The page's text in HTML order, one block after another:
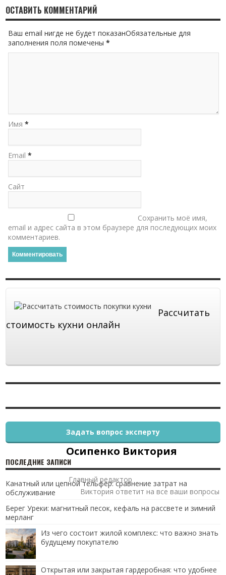
ОСТАВИТЬ КОММЕНТАРИЙ
Ваш email нигде не будет показанОбязательные для
заполнения поля помечены*
Имя *
Email *
Сайт
Сохранить моё имя,
email и адрес сайта в этом браузере для последующих моих
комментариев.
Рассчитать
стоимость кухни онлайн
Осипенко Виктория
Главный редактор
Виктория ответит на все ваши вопросы
Задать вопрос эксперту
ПОСЛЕДНИЕ ЗАПИСИ
Канатный или цепной тельфер: сравнение затрат на
обслуживание
Берег Уреки: магнитный песок, кефаль на рассвете и зимний
мерланг
Из чего состоит жилой комплекс: что важно знать
будущему покупателю
Открытая или закрытая гардеробная: что удобнее